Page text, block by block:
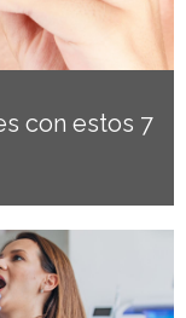
con estos 7